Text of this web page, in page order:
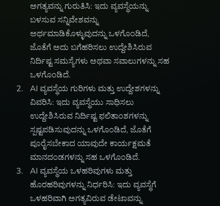
ಅಗತ್ಯವನ್ನು ಗುರುತಿಸಿ: ಇದು ವ್ಯವಸ್ಥೆಯನ್ನು
ಬಳಸುವ ಸನ್ನಿವೇಶವನ್ನು
ಅರ್ಥಮಾಡಿಕೊಳ್ಳುವುದನ್ನು ಒಳಗೊಂಡಿದೆ,
ಜೊತೆಗೆ ಅದು ಬಗೆಹರಿಸಲು ಉದ್ದೇಶಿಸಿರುವ
ನಿರ್ದಿಷ್ಟ ಸಮಸ್ಯೆಗಳು ಅಥವಾ ಸವಾಲುಗಳನ್ನು ಸಹ
ಒಳಗೊಂಡಿದೆ.
AI ವ್ಯವಸ್ಥೆಯ ಗುರಿಗಳು ಮತ್ತು ಉದ್ದೇಶಗಳನ್ನು
ವಿವರಿಸಿ: ಇದು ವ್ಯವಸ್ಥೆಯು ಸಾಧಿಸಲು
ಉದ್ದೇಶಿಸಿರುವ ನಿರ್ದಿಷ್ಟ ಫಲಿತಾಂಶಗಳನ್ನು
ಸ್ಪಷ್ಟಪಡಿಸುವುದನ್ನು ಒಳಗೊಂಡಿದೆ, ಜೊತೆಗೆ
ಪೂರೈಸಬೇಕಾದ ಯಾವುದೇ ಕಾರ್ಯಕ್ಷಮತೆ
ಮಾನದಂಡಗಳನ್ನು ಸಹ ಒಳಗೊಂಡಿದೆ.
AI ವ್ಯವಸ್ಥೆಯ ಒಳಹರಿವುಗಳು ಮತ್ತು
ಹೊರಹರಿವುಗಳನ್ನು ನಿರ್ಧರಿಸಿ: ಇದು ವ್ಯವಸ್ಥೆಗೆ
ಒಳಹರಿವಾಗಿ ಅಗತ್ಯವಿರುವ ಡೇಟಾವನ್ನು